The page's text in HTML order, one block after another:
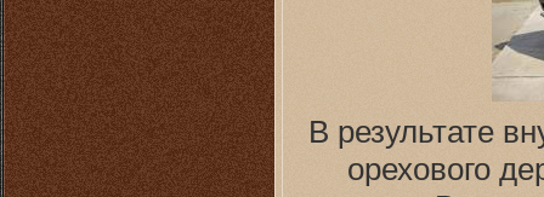
В результате
орехового